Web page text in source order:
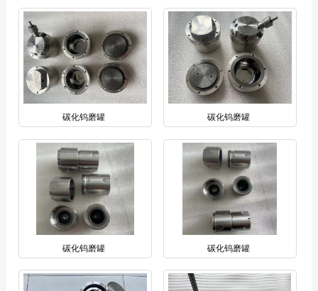
碳化钨磨罐 碳化钨磨罐
碳化钨磨罐 碳化钨磨罐